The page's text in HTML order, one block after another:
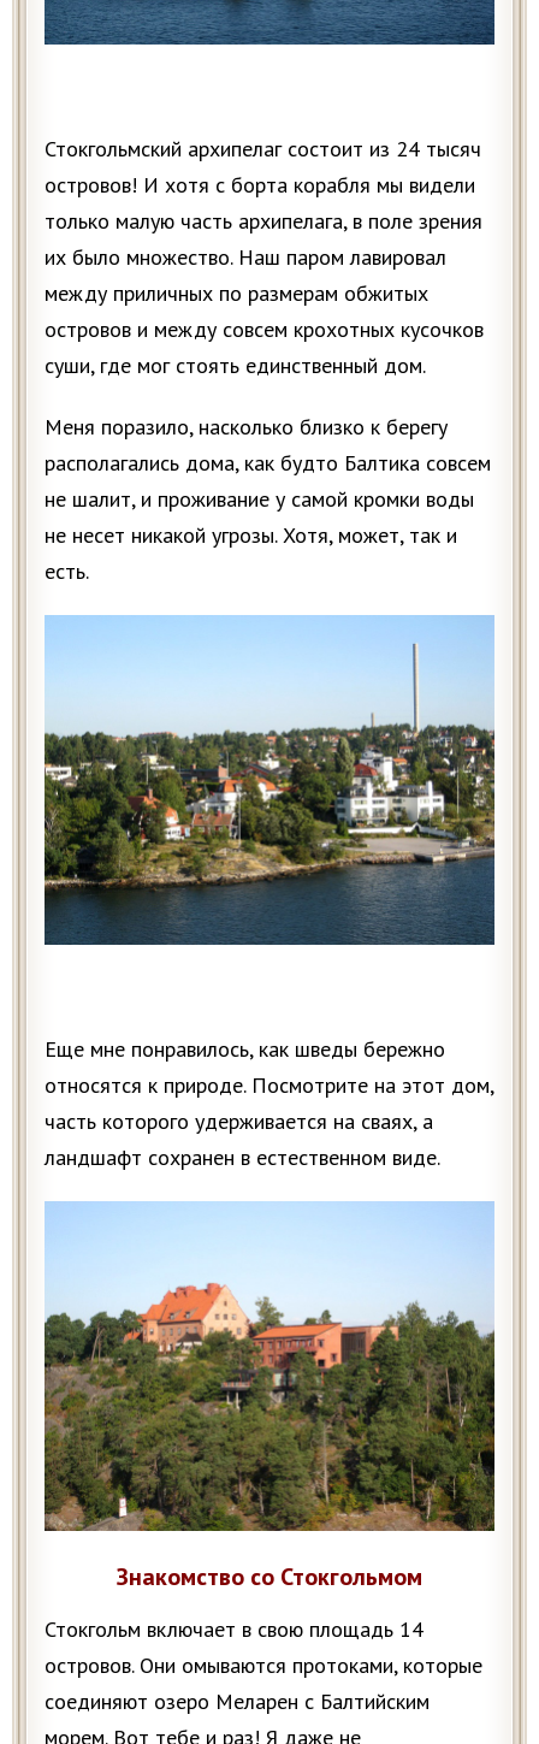
Стокгольмский архипелаг состоит из 24 тысяч
островов! И хотя с борта корабля мы видели
только малую часть архипелага, в поле зрения
их было множество. Наш паром лавировал
между приличных по размерам обжитых
островов и между совсем крохотных кусочков
cуши, где мог стоять единственный дом.
Меня поразило, насколько близко к берегу
располагались дома, как будто Балтика совсем
не шалит, и проживание у самой кромки воды
не несет никакой угрозы. Хотя, может, так и
есть.
Еще мне понравилось, как шведы бережно
относятся к природе. Посмотрите на этот дом,
часть которого удерживается на сваях, а
ландшафт сохранен в естественном виде.
Знакомство со Стокгольмом
Стокгольм включает в свою площадь 14
островов. Они омываются протоками, которые
соединяют озеро Меларен с Балтийским
морем. Вот тебе и раз! Я даже не